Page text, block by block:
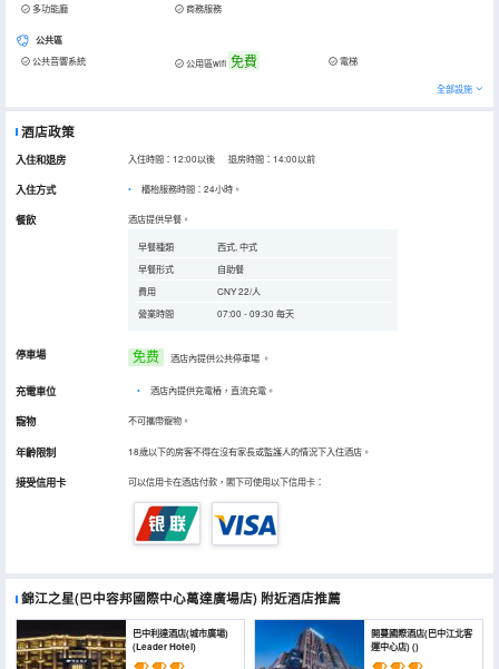
多功能廳 商務服務
公共區
公共音響系統 公用區wifi 免費 電梯
全部設施
酒店政策
入住和退房 入住時間：12:00以後 退房時間：14:00以前
入住方式 櫃枱服務時間：24小時。
餐飲 酒店提供早餐。
早餐種類
西式, 中式
早餐形式
自助餐
費用
CNY 22/人
營業時間
07:00 - 09:30 每天
停車場 免费 酒店內提供公共停車場 。
充電車位 • 酒店內提供充電樁，直流充電。
寵物 不可攜帶寵物。
年齡限制 18歲以下的房客不得在沒有家長或監護人的情況下入住酒店。
接受信用卡 可以信用卡在酒店付款，閣下可使用以下信用卡：
錦江之星(巴中容邦國際中心萬達廣場店) 附近酒店推薦
巴中利達酒店(城市廣場)
(Leader Hotel)
開蔓國際酒店(巴中江北客
運中心店) ()